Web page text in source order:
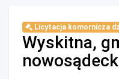
Licytacja komornicza
Wyskitna,